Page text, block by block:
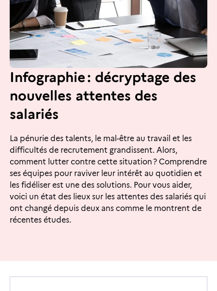
Infographie : décryptage des
nouvelles attentes des
salariés
La pénurie des talents, le mal-être au travail et les
difficultés de recrutement grandissent. Alors,
comment lutter contre cette situation ? Comprendre
ses équipes pour raviver leur intérêt au quotidien et
les fidéliser est une des solutions. Pour vous aider,
voici un état des lieux sur les attentes des salariés qui
ont changé depuis deux ans comme le montrent de
récentes études.